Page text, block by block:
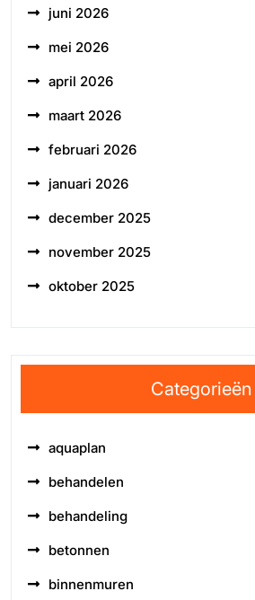
juni 2026
mei 2026
april 2026
maart 2026
februari 2026
januari 2026
december 2025
november 2025
oktober 2025
Categorieën
aquaplan
behandelen
behandeling
betonnen
binnenmuren